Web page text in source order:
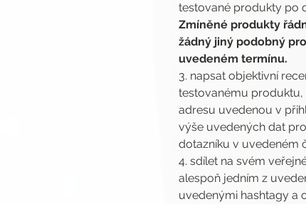
testované produkty po
Zmíněné produkty
žádný jiný podobný
uvedeném termínu.
3. napsat objektivní
testovanému produktu,
adresu uvedenou v
výše uvedených dat
dotazníku v uvedeném
4. sdílet na svém
alespoň jedním z
uvedenými hashtagy a